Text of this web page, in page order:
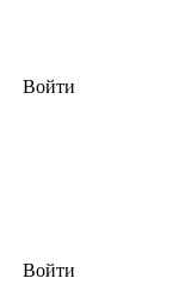
Войти
Войти